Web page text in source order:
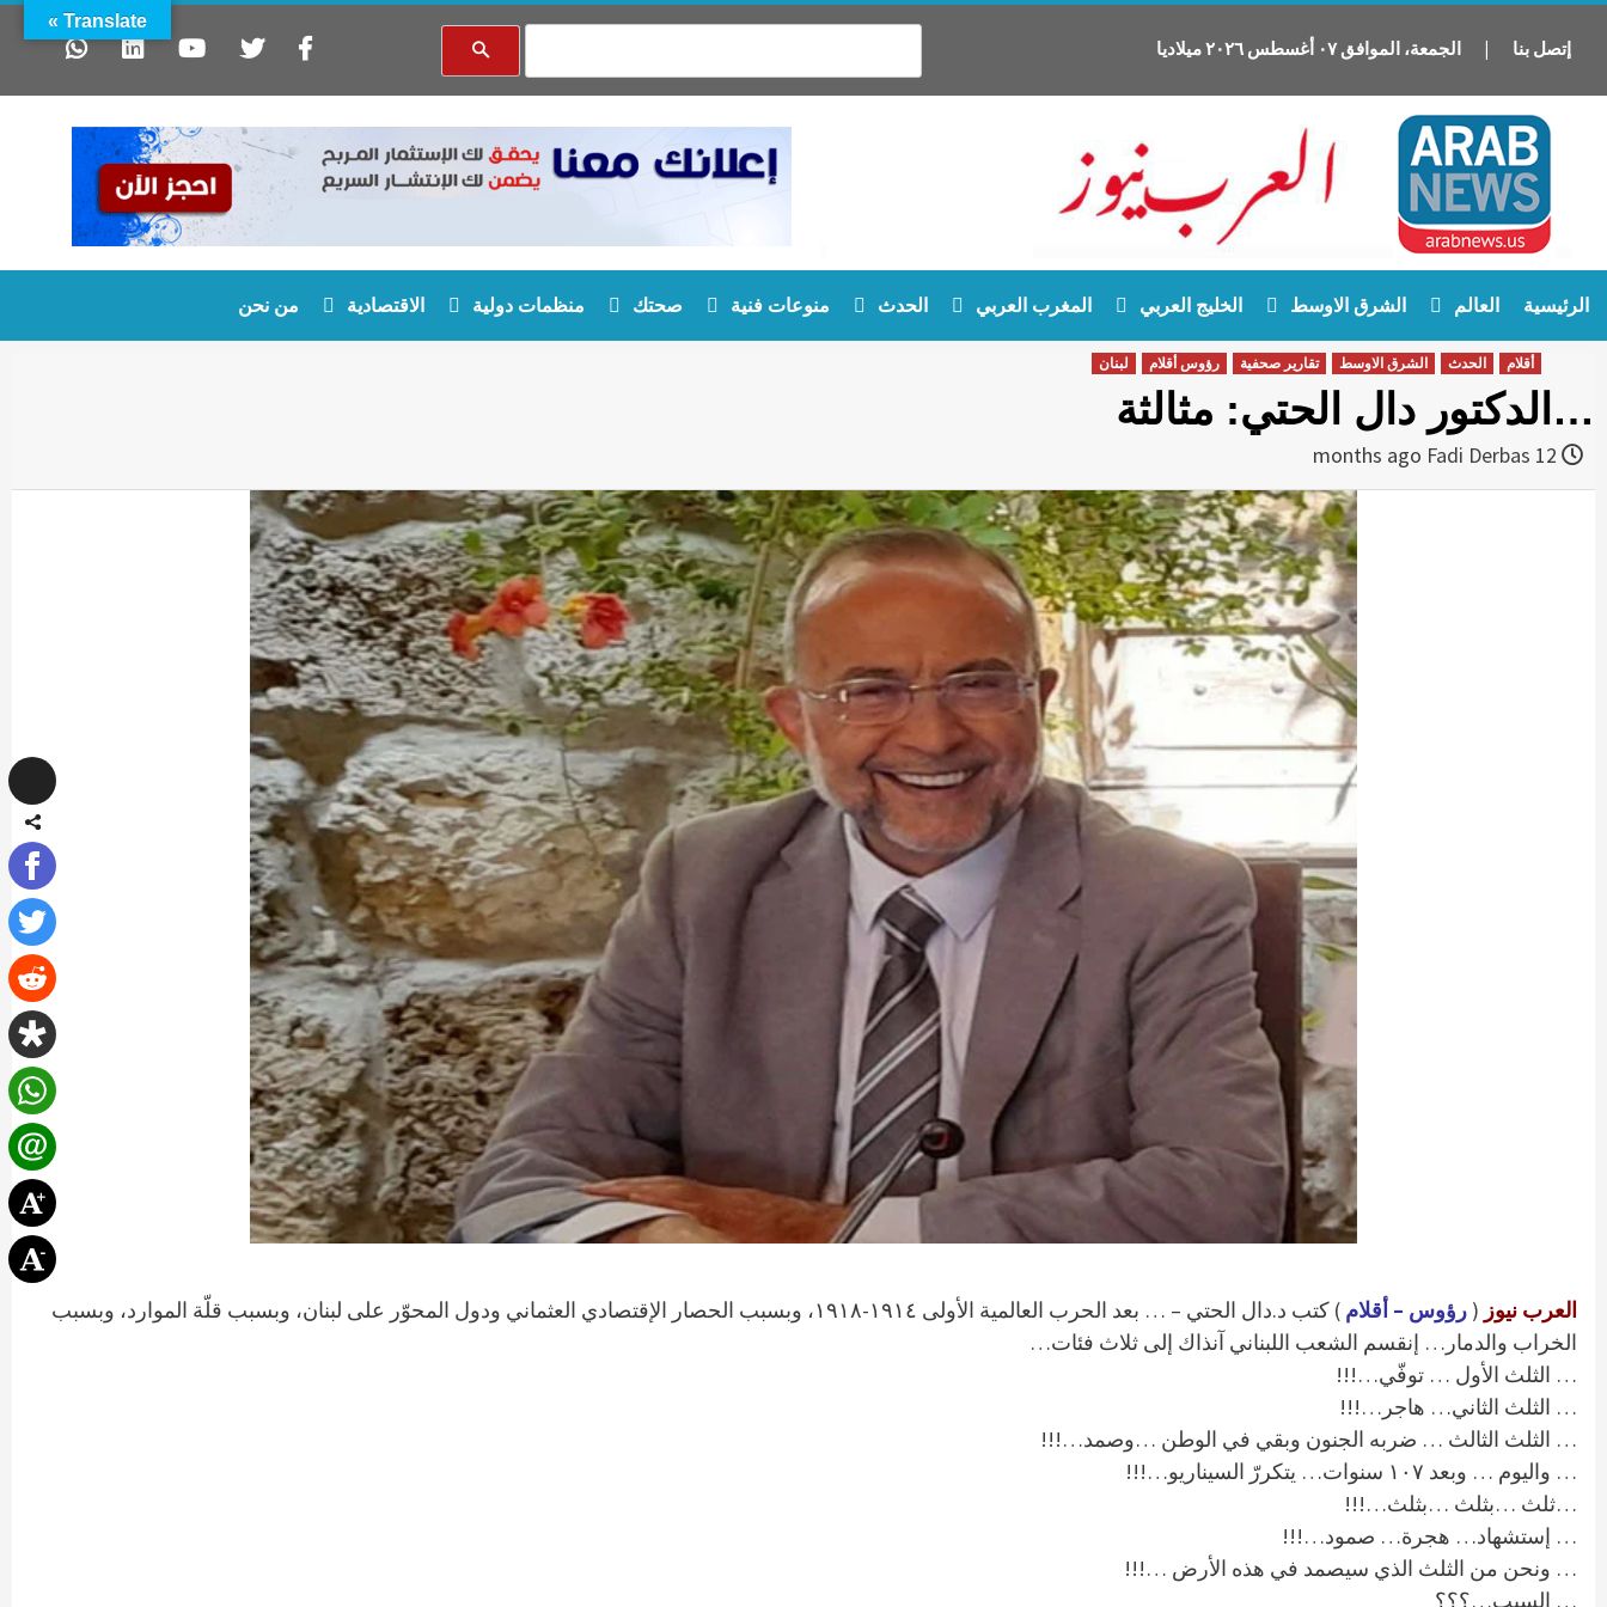
إتصل بنا | الجمعة، الموافق٠٧ أغسطس ٢٠٢٦ميلاديا
content
الرئيسية العالم الشرق الاوسط الخليج العربي المغرب العربي الحدث منوعات فنية صحتك منظمات دولية الاقتصادية من نحن
أقلام الحدث الشرق الاوسط تقارير صحفية رؤوس أقلام لبنان
…الدكتور دال الحتي: مثالثة
Fadi Derbas
العرب نيوز ( رؤوس – أقلام
) كتب د.دال الحتي – … بعد الحرب العالمية الأولى ١٩١٤-١٩١٨، وبسبب الحصار الإقتصادي العثماني ودول المحوّر على لبنان، وبسبب قلّة الموارد، وبسبب
الخراب والدمار… إنقسم الشعب اللبناني آنذاك إلى ثلاث فئات…
… الثلث الأول … توفّي…!!!
… الثلث الثاني… هاجر…!!!
… الثلث الثالث … ضربه الجنون وبقي في الوطن …وصمد…!!!
… واليوم … وبعد ١٠٧ سنوات… يتكررّ السيناريو…!!!
…ثلث …بثلث …بثلث…!!!
… إستشهاد… هجرة… صمود…!!!
… ونحن من الثلث الذي سيصمد في هذه الأرض …!!!
… السبب…؟؟؟
Translate »